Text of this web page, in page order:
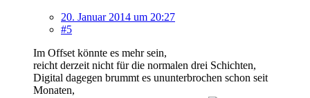
20. Januar 2014 um 20:27
#5
Im Offset könnte es mehr sein,
reicht derzeit nicht für die normalen drei Schichten,
Digital dagegen brummt es ununterbrochen schon seit
Monaten,